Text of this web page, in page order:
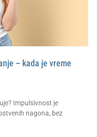
– kada je vreme
Impulsivnost je
nagona, bez